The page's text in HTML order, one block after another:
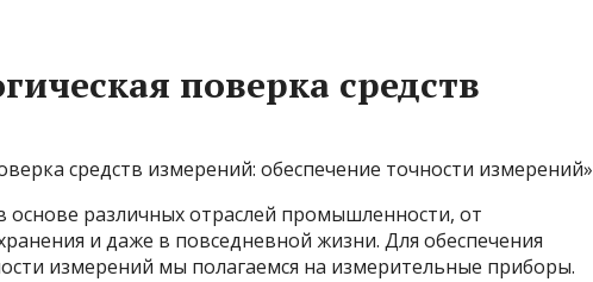
поверка средств
средств измерений: обеспечение точности измерений»
основе различных отраслей промышленности, от
и даже в повседневной жизни. Для обеспечения
измерений мы полагаемся на измерительные приборы.